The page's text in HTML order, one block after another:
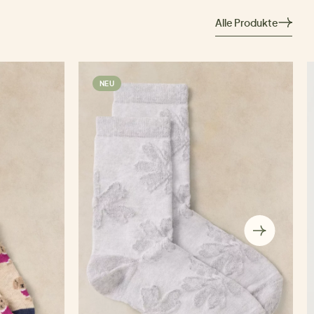
Alle Produkte
NEU